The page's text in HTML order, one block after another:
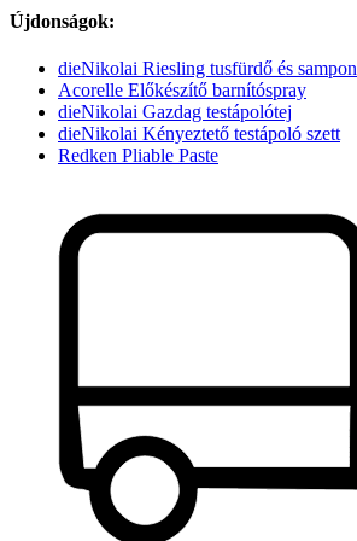
Újdonságok:
dieNikolai Riesling tusfürdő és sampon
Acorelle Előkészítő barnítóspray
dieNikolai Gazdag testápolótej
dieNikolai Kényeztető testápoló szett
Redken Pliable Paste